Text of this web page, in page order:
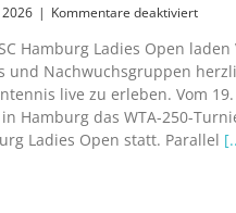
2026 | Kommentare deaktiviertfür
zum
WTA-
250-
Turnier
der
MSC
Hamburg Ladies Open laden
und Nachwuchsgruppen
live zu erleben. Vom
Hamburg das WTA-250-
Ladies Open statt. Parallel